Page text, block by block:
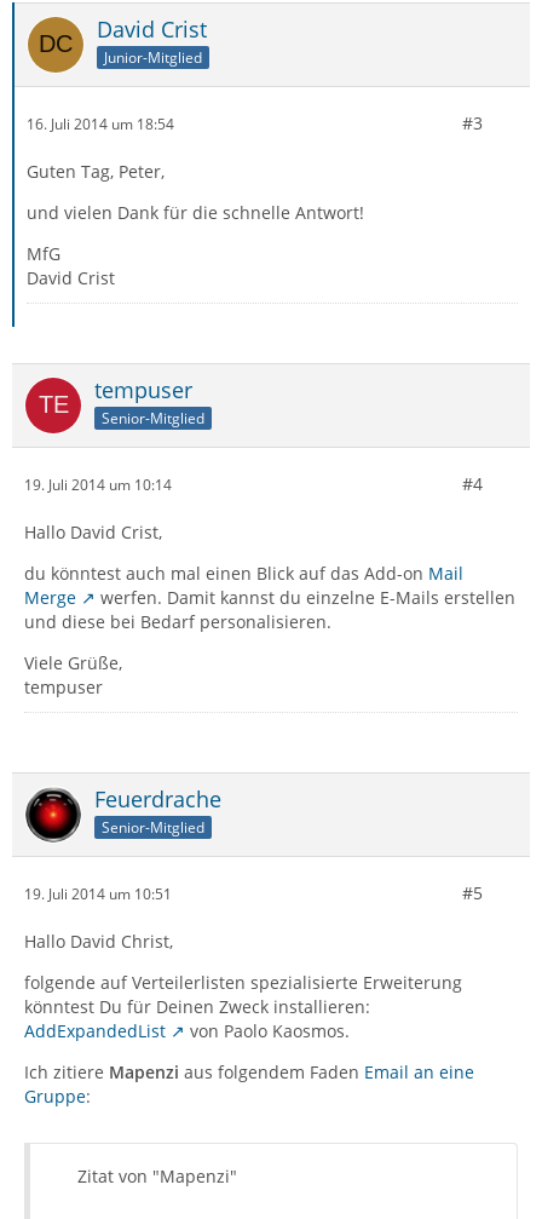
David Crist
Junior-Mitglied
16. Juli 2014 um 18:54 #3
Guten Tag, Peter,
und vielen Dank für die schnelle Antwort!
MfG
David Crist
tempuser
Senior-Mitglied
19. Juli 2014 um 10:14 #4
Hallo David Crist,
du könntest auch mal einen Blick auf das Add-on Mail
Merge
werfen. Damit kannst du einzelne E-Mails erstellen
und diese bei Bedarf personalisieren.
Viele Grüße,
tempuser
Feuerdrache
Senior-Mitglied
19. Juli 2014 um 10:51 #5
Hallo David Christ,
folgende auf Verteilerlisten spezialisierte Erweiterung
könntest Du für Deinen Zweck installieren:
AddExpandedList
von Paolo Kaosmos.
Ich zitiere Mapenzi aus folgendem Faden Email an eine
Gruppe:
Zitat von "Mapenzi"